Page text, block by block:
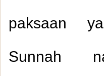
paksaan
Sunnah